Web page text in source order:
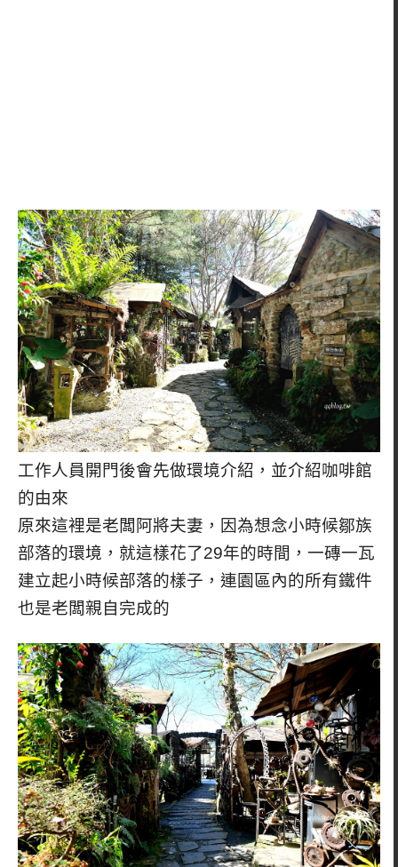
工作人員開門後會先做環境介紹，並介紹咖啡館
的由來
原來這裡是老闆阿將夫妻，因為想念小時候鄒族
部落的環境，就這樣花了29年的時間，一磚一瓦
建立起小時候部落的樣子，連園區內的所有鐵件
也是老闆親自完成的